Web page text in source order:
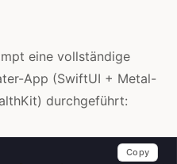
eine vollständige
App (SwiftUI + Metal-
durchgeführt:
Copy